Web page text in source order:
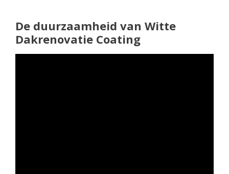
De duurzaamheid van Witte
Dakrenovatie Coating